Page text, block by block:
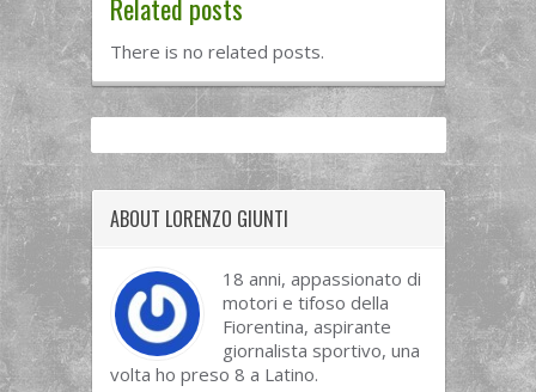
There is no related posts.
ABOUT LORENZO GIUNTI
18 anni, appassionato di
motori e tifoso della
Fiorentina, aspirante
giornalista sportivo, una
volta ho preso 8 a Latino.